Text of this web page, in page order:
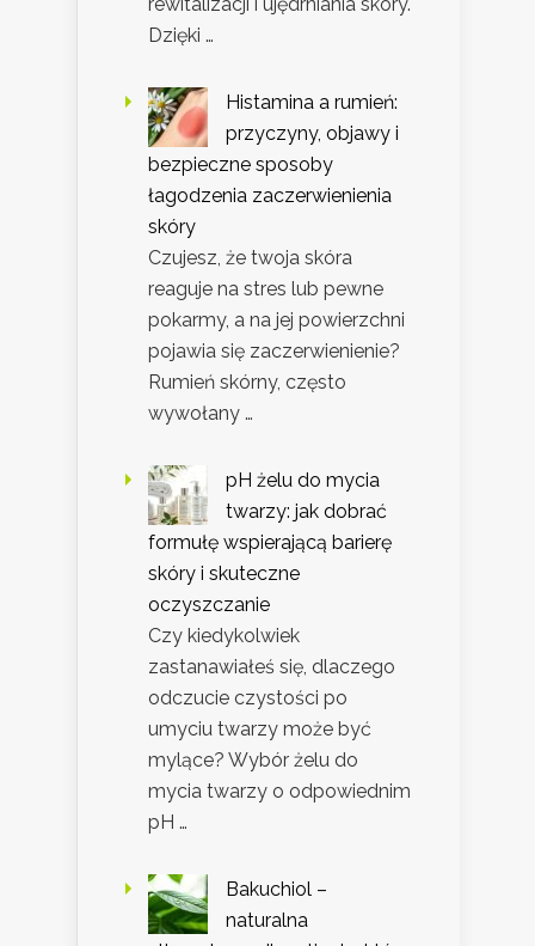
rewitalizacji i ujędrniania skóry.
Dzięki …
Histamina a rumień:
przyczyny, objawy i
bezpieczne sposoby
łagodzenia zaczerwienienia
skóry
Czujesz, że twoja skóra
reaguje na stres lub pewne
pokarmy, a na jej powierzchni
pojawia się zaczerwienienie?
Rumień skórny, często
wywołany …
pH żelu do mycia
twarzy: jak dobrać
formułę wspierającą barierę
skóry i skuteczne
oczyszczanie
Czy kiedykolwiek
zastanawiałeś się, dlaczego
odczucie czystości po
umyciu twarzy może być
mylące? Wybór żelu do
mycia twarzy o odpowiednim
pH …
Bakuchiol –
naturalna